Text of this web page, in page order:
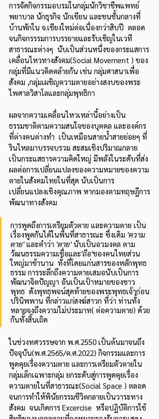
การจัดกิจกรรมอบรมในกลุ่มนักวิชาชีพแพทย์
พยาบาล นักธุรกิจ นักเขียน และชนชั้นกลางที่
บ้านพักใน จ.เชียงใหม่ต่อเนื่องกว่าสิบปี  ตลอด
จนกิจกรรรมการบรรยายและรับเชิญในเวที
สาธารณะต่างๆ  นับเป็นส่วนหนึ่งของกระแสการ
เคลื่อนไหวทางสังคม(Social Movement ) ของ
กลุ่มที่มีแนวคิดคล้ายกัน เช่น กลุ่มศาสนาเพื่อ
สังคม ,กลุ่มเผชิญความตายอย่างสงบของพระ
ไพศาลวิสาโลและกลุ่มพุทธิกา
ผลจากความเคลื่อนไหวเหล่านี้อย่างเป็น
ธรรมชาติตามความสนใจของบุคคล และองค์กร
ที่ต่างคนต่างทำ  เป็นเหมือนสายน้ำสายย่อยๆ ที่
รินไหลมาบรรจบรวม สะสมเชิงปริมาณกลาย
เป็นกระแสธารความคิดใหญ่ มีพลังในระดับที่ส่ง
ผลต่อการเปลี่ยนแปลงของความหมายของความ
ตายในสังคมไทยในที่สุด นับเป็นการ
เปลี่ยนแปลงเชิงคุณภาพ หากมองตามทฤษฎีการ
พัฒนาทางสังคม
การพูดถึงการเตรียมตัวตาย และความตาย เป็น
เรื่องพูดกันได้ในพื้นที่สาธารณะ ซึ่งเดิม 'ความ
ตาย' และคำว่า 'ตาย' นับเป็นอวมงคล ตาม
วัฒนธรรมความเชื่อและ'ถือ'ของคนไทยส่วน
ใหญ่มาช้านาน  ทั้งที่โดยแก่นสารของหลักพุทธ
ธรรม การระลึกถึงความตายเสมอนับเป็นการ
พัฒนาจิตปัญญา อันเป็นเป้าหมายของชาว
พุทธ  ดังพุทธพจน์สุดท้ายของพระพุทธเจ้าก่อน
ปรินิพพาน ที่กล่าวแก่สงฆ์สาวก ที่ว่า ท่านทั้ง
หลายจงถึงความไม่ประมาท( ต่อความตาย) ด้วย
กันทั้งสิ้นเถิด
ในช่วงทศวรรษจาก พ.ศ.2550 เป็นต้นมาจนถึง
ปัจจุบัน(พ.ศ.2565/ค.ศ.2022) กิจกรรมและการ
พูดคุยเรื่องความตาย และการเตรียมตัวตายใน
กลุ่มเล็กเฉพาะกลุ่ม ยกระดับสู่การพูดคุยเรื่อง
ความตายในที่สาธารณะ(Social Space ) ตลอด
จนการทำให้พินัยกรรมชีวิตกลายเป็นวาระทาง
สังคม  จนเกิดการ Excercise  หรือปฏิบัติการใช้